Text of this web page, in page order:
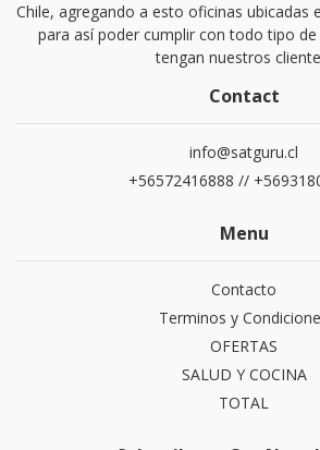
Chile, agregando a esto oficinas ubicadas
para así poder cumplir con todo tipo
tengan nuestros
Contact
info@satguru.cl
+56572416888 //
Menu
Contacto
Terminos y
OFERTAS
SALUD Y COCINA
TOTAL